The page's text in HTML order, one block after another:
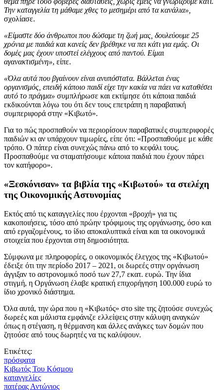
Την καταγγελία τη μάθαμε χθες το μεσημέρι από τα κανάλια»,
σχολίασε.
«Είμαστε δύο άνθρωποι που δώσαμε τη ζωή μας, δουλεύουμε 25
χρόνια με παιδιά και κανείς δεν βρέθηκε να πει κάτι για εμάς. Οι
δομές μας έχουν υποστεί ελέγχους από παντού. Είμαι
αγανακτισμένη», είπε.
«Όλα αυτά που βγαίνουν είναι ανυπόστατα. Βάλλεται ένας
οργανισμός, επειδή κάποιο παιδί είχε την κακία να πάει να καταθέσει
αυτό το πράγμα» συμπλήρωσε και εκτίμησε ότι κάποια παιδιά
εκδικούνται λόγω του ότι δεν τους επετράπη η παραβατική
συμπεριφορά στην «Κιβωτό».
Για το πώς προσπαθούν να περιορίσουν παραβατικές συμπεριφορές
παιδιών κι αν υπάρχουν τιμωρίες, είπε ότι: «Προσπαθούμε με κάθε
τρόπο. Ο πάτερ είναι συνεχώς πάνω από το κεφάλι τους.
Προσπαθούμε να σταματήσουμε κάποια παιδιά που έχουν πάρει
τον κατήφορο».
«Ξεσκόνισαν» τα βιβλία της «Κιβωτού» τα στελέχη
της Οικονομικής Αστυνομίας
Εκτός από τις καταγγελίες που έρχονται «βροχή» για τις
κακοποιήσεις, τόσο από πρώην τρόφιμους της οργάνωσης, όσο και
από εργαζομένους, το ίδιο αποκαλυπτικά είναι και τα οικονομικά
στοιχεία που έρχονται στη δημοσιότητα.
Σύμφωνα με πληροφορίες, ο οικονομικός έλεγχος της «Κιβωτού»
έδειξε ότι την περίοδο 2017 – 2021, οι δωρεές στην οργάνωση
άγγιξαν το αστρονομικό ποσό των 27,7 εκατ. ευρώ. Την ίδια
στιγμή, η Οργάνωση έλαβε κρατική επιχορήγηση 100.000 ευρώ το
ίδιο χρονικό διάστημα.
Όλα αυτά, την ώρα που η «Κιβωτός» στο site της ζητούσε συνεχώς
δωρεές και μάλιστα εμφάνιζε ελλείψεις στην κάλυψη αναγκών
όπως η στέγαση, η θέρμανση και άλλες ανάγκες των δομών που
ζητούσε από τους δωρητές να τις καλύψουν.
Ετικέτες:
πρόσφατα
Κιβωτός Του Κόσμου
καταγγελίες
πατέρας Αντώνιος